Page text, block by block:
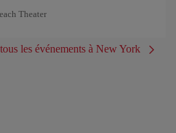
Theater
les événements à New York